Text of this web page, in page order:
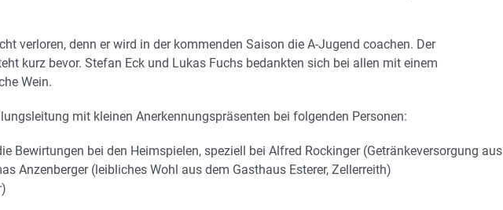
verloren, denn er wird in der kommenden Saison die A-Jugend coachen. Der
kurz bevor. Stefan Eck und Lukas Fuchs bedankten sich bei allen mit einem
Wein.
mit kleinen Anerkennungspräsenten bei folgenden Personen:
Bewirtungen bei den Heimspielen, speziell bei Alfred Rockinger (Getränkeversorgung aus
Anzenberger (leibliches Wohl aus dem Gasthaus Esterer, Zellerreith)